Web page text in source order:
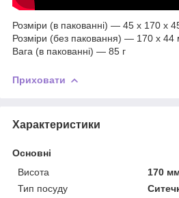
Розміри (в пакованні) — 45 x 170 x
Розміри (без паковання) — 170 x 44
Вага (в пакованні) — 85 г
Приховати
Характеристики
Основні
Висота
170
Тип посуду